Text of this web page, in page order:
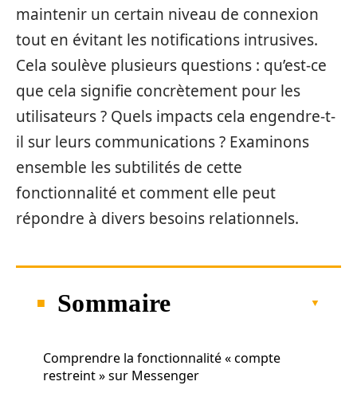
maintenir un certain niveau de connexion
tout en évitant les notifications intrusives.
Cela soulève plusieurs questions : qu’est-ce
que cela signifie concrètement pour les
utilisateurs ? Quels impacts cela engendre-t-
il sur leurs communications ? Examinons
ensemble les subtilités de cette
fonctionnalité et comment elle peut
répondre à divers besoins relationnels.
Sommaire
Comprendre la fonctionnalité « compte
restreint » sur Messenger